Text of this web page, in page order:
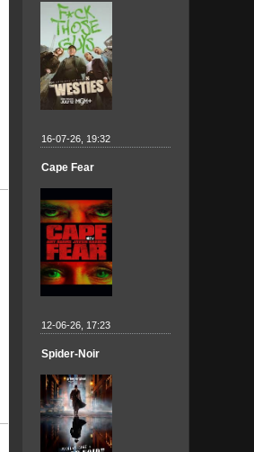
16-07-26, 19:32
Cape Fear
12-06-26, 17:23
Spider-Noir